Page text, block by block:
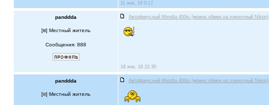
11 янв, 18 0:17
panddda Автофокусный Minolta 400si (можно обмен на пленочный Nikon)
[ ] Местный житель
Сообщения: 888
18 янв, 18 22:30
panddda Автофокусный Minolta 400si (можно обмен на пленочный Nikon)
[ ] Местный житель